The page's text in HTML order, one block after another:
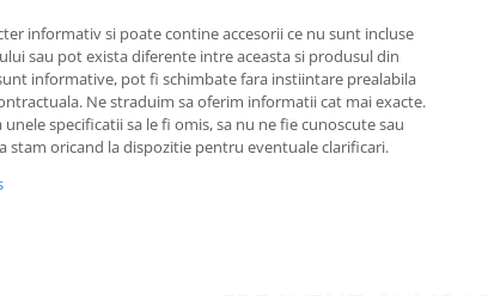
informativ si poate contine accesorii ce nu sunt incluse
sau pot exista diferente intre aceasta si produsul din
informative, pot fi schimbate fara instiintare prealabila
Ne straduim sa oferim informatii cat mai exacte.
specificatii sa le fi omis, sa nu ne fie cunoscute sau
stam oricand la dispozitie pentru eventuale clarificari.